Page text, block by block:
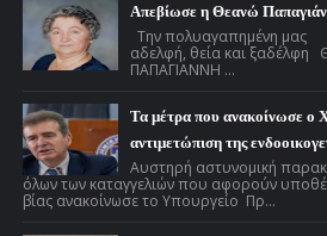
Απεβίωσε η Θεανώ
Την
αδελφή, θεία και
ΠΑΠΑΓΙΑΝΝΗ ...
Τα μέτρα που ανακοίνωσε ο
αντιμετώπιση της
Αυστηρή αστυνομική
όλων των καταγγελιών που αφορούν
βίας ανακοίνωσε το Υπουργείο Πρ...